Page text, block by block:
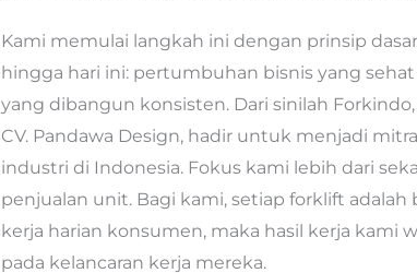
Kami memulai langkah ini dengan prinsip
hingga hari ini: pertumbuhan bisnis yang
yang dibangun konsisten. Dari sinilah
CV. Pandawa Design, hadir untuk menjadi
industri di Indonesia. Fokus kami lebih dari
penjualan unit. Bagi kami, setiap forklift adalah
kerja harian konsumen, maka hasil kerja kami
pada kelancaran kerja mereka.